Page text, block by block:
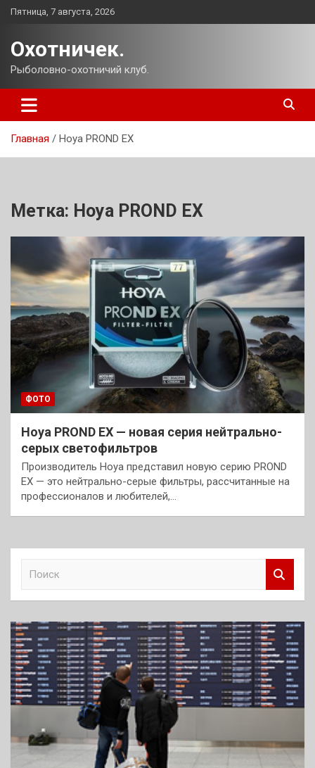
Перейти
Пятница, 7 августа, 2026
Охотничек.
Рыболовно-охотничий клуб.
Главная Hoya PROND EX
Метка: Hoya PROND EX
ФОТО
Hoya PROND EX — новая серия нейтрально-
серых светофильтров
Производитель Hoya представил новую серию PROND
EX — это нейтрально-серые фильтры, рассчитанные на
профессионалов и любителей,…
к